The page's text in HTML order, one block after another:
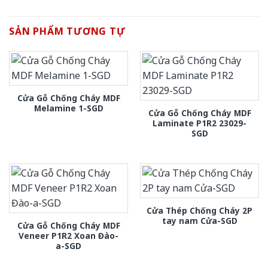
SẢN PHẨM TƯƠNG TỰ
Cửa Gỗ Chống Cháy MDF
Melamine 1-SGD
Cửa Gỗ Chống Cháy MDF
Laminate P1R2 23029-
SGD
Cửa Gỗ Chống Cháy MDF
Veneer P1R2 Xoan Đào-
a-SGD
Cửa Thép Chống Cháy 2P
tay nam Cửa-SGD